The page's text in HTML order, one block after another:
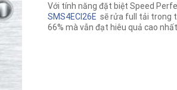
Với tính năng đặt biệt Speed
SMS4ECI26E sẽ rửa full tải trong
66% mà vẫn đạt hiêu quả cao